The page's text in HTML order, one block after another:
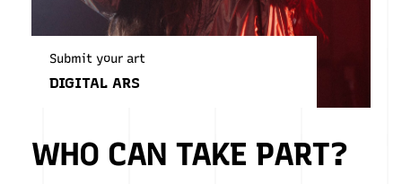
Submit your art
DIGITAL ARS
WHO CAN TAKE PART?